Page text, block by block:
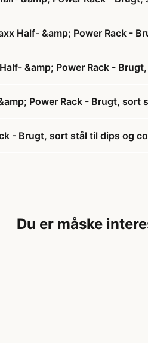
Half- &amp; Power Rack -
&amp; Power Rack -
Power Rack - Brugt,
- Brugt, sort stål til dips og
Du er måske